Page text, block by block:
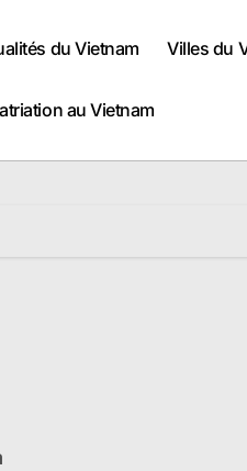
du Vietnam Villes du
au Vietnam